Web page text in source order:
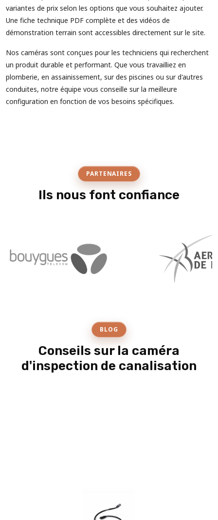
variantes de prix selon les options que vous souhaitez ajouter.
Une fiche technique PDF complète et des vidéos de
démonstration terrain sont accessibles directement sur le site.
Nos caméras sont conçues pour les techniciens qui recherchent
un produit durable et performant. Que vous travailliez en
plomberie, en assainissement, sur des piscines ou sur d'autres
conduites, notre équipe vous conseille sur la meilleure
configuration en fonction de vos besoins spécifiques.
PARTENAIRES
Ils nous font confiance
BLOG
Conseils sur la caméra
d'inspection de canalisation